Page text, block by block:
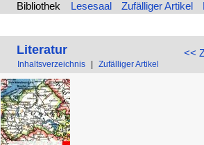
Bibliothek
Lesesaal Zufälliger Artikel
<<
Literatur
Inhaltsverzeichnis Zufälliger Artikel